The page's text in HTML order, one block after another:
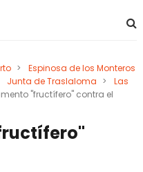
>
Espinosa de los Monteros
Junta de Traslaloma >
Las
"fructífero" contra el